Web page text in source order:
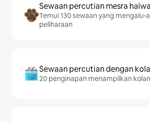
Sewaan percutian mesra
Temui 130 sewaan yang mengalu-
peliharaan
Sewaan percutian dengan
20 penginapan menampilkan